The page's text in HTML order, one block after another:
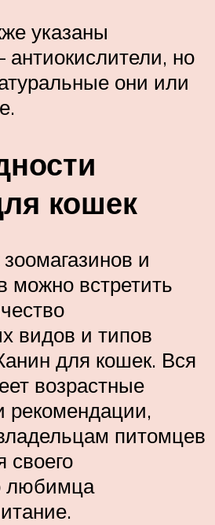
указаны
антиокислители, но
они или
кошек
и
можно встретить
видов и типов
для кошек. Вся
возрастные
рекомендации,
питомцев
своего
любимца